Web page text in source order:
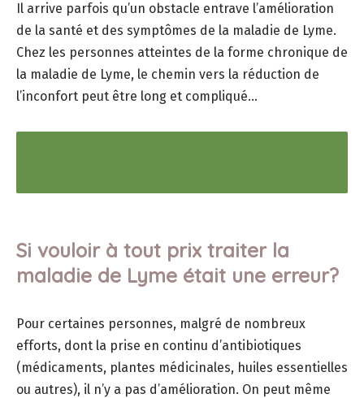
Il arrive parfois qu’un obstacle entrave l’amélioration
de la santé et des symptômes de la maladie de Lyme.
Chez les personnes atteintes de la forme chronique de
la maladie de Lyme, le chemin vers la réduction de
l’inconfort peut être long et compliqué…
Si vouloir à tout prix traiter la
maladie de Lyme était une erreur?
Pour certaines personnes, malgré de nombreux
efforts, dont la prise en continu d’antibiotiques
(médicaments, plantes médicinales, huiles essentielles
ou autres), il n’y a pas d’amélioration. On peut même